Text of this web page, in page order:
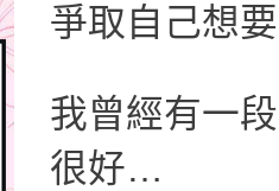
爭取自己想
我曾經有一
很好…